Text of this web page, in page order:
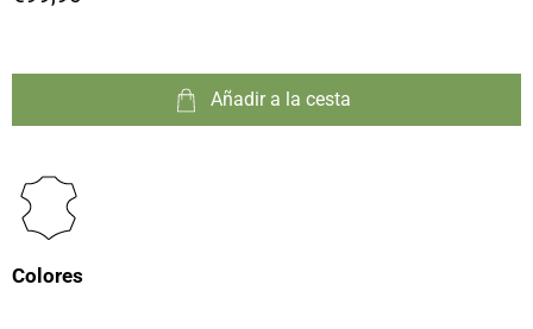
Añadir a la cesta
Colores